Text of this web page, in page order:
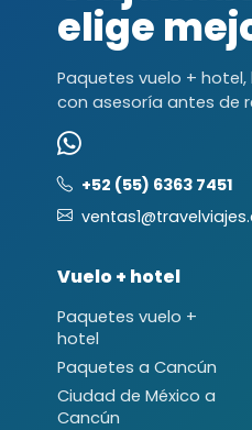
elige
Paquetes vuelo +
con asesoría antes de
+52 (55) 6363 7451
Vuelo + hotel
Paquetes vuelo +
hotel
Paquetes a Cancún
Ciudad de México a
Cancún